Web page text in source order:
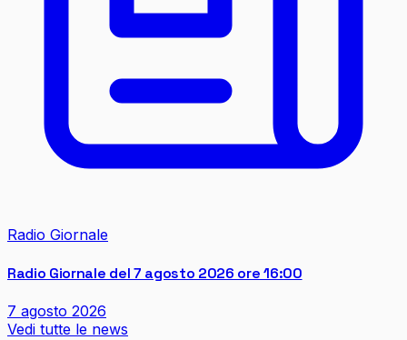
Radio Giornale
Radio Giornale del 7 agosto 2026 ore 16:00
7 agosto 2026
Vedi tutte le news